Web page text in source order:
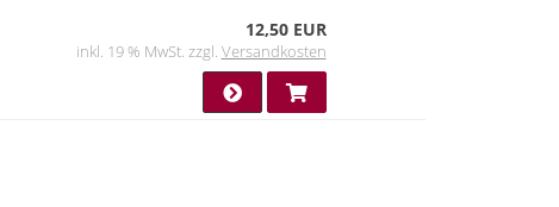
12,50 EUR
inkl. 19 % MwSt. zzgl. Versandkosten